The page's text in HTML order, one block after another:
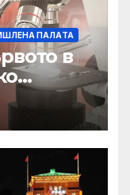
ПАЛAТА
в
газ в